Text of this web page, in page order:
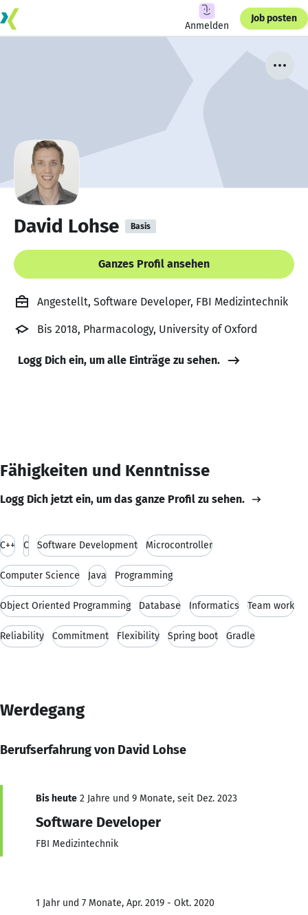
Anmelden
Job posten
David Lohse Basis
Ganzes Profil ansehen
Angestellt, Software Developer, FBI Medizintechnik
Bis 2018, Pharmacology, University of Oxford
Logg Dich ein, um alle Einträge zu sehen.
Fähigkeiten und Kenntnisse
Logg Dich jetzt ein, um das ganze Profil zu sehen.
C++ C Software Development Microcontroller
Computer Science Java Programming
Object Oriented Programming Database Informatics Team work
Reliability Commitment Flexibility Spring boot Gradle
Werdegang
Berufserfahrung von David Lohse
Bis heute 2 Jahre und 9 Monate, seit Dez. 2023
Software Developer
FBI Medizintechnik
1 Jahr und 7 Monate, Apr. 2019 - Okt. 2020